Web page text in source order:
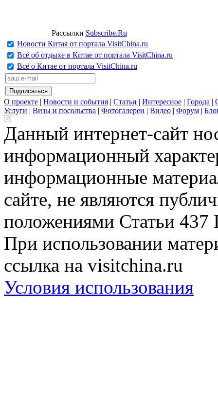
Рассылки Subscribe.Ru
Новости Китая от портала VisitChina.ru
Всё об отдыхе в Китае от портала VisitChina.ru
Всё о Китае от портала VisitChina.ru
О проекте | Новости и события | Статьи | Интересное | Города |
Услуги | Визы и посольства | Фотогалереи | Видео | Форум |
Данный интернет-сайт
информационный
информационные
сайте, не являются
положениями Статьи 437
При использовании
ссылка на visitchina.ru
Условия использования